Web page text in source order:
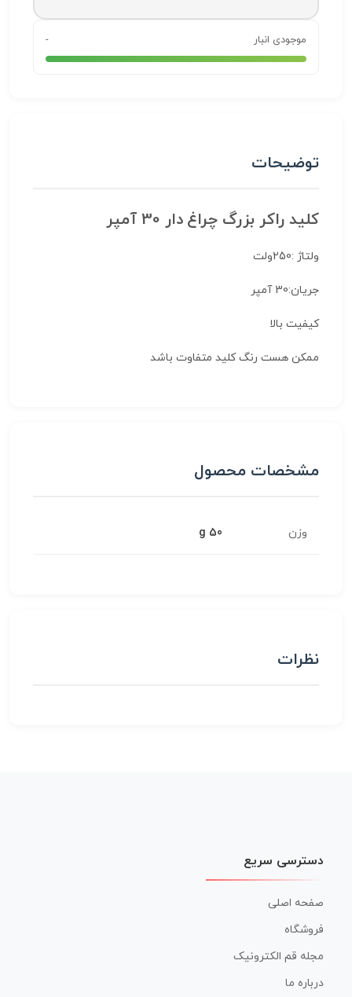
موجودی انبار -
توضیحات
کلید راکر بزرگ چراغ دار 30 آمپر
ولتاژ :250ولت
جریان:30 آمپر
کیفیت بالا
ممکن هست رنگ کلید متفاوت باشد
مشخصات محصول
وزن 50 g
نظرات
دسترسی سریع
صفحه اصلی
فروشگاه
مجله قم الکترونیک
درباره ما